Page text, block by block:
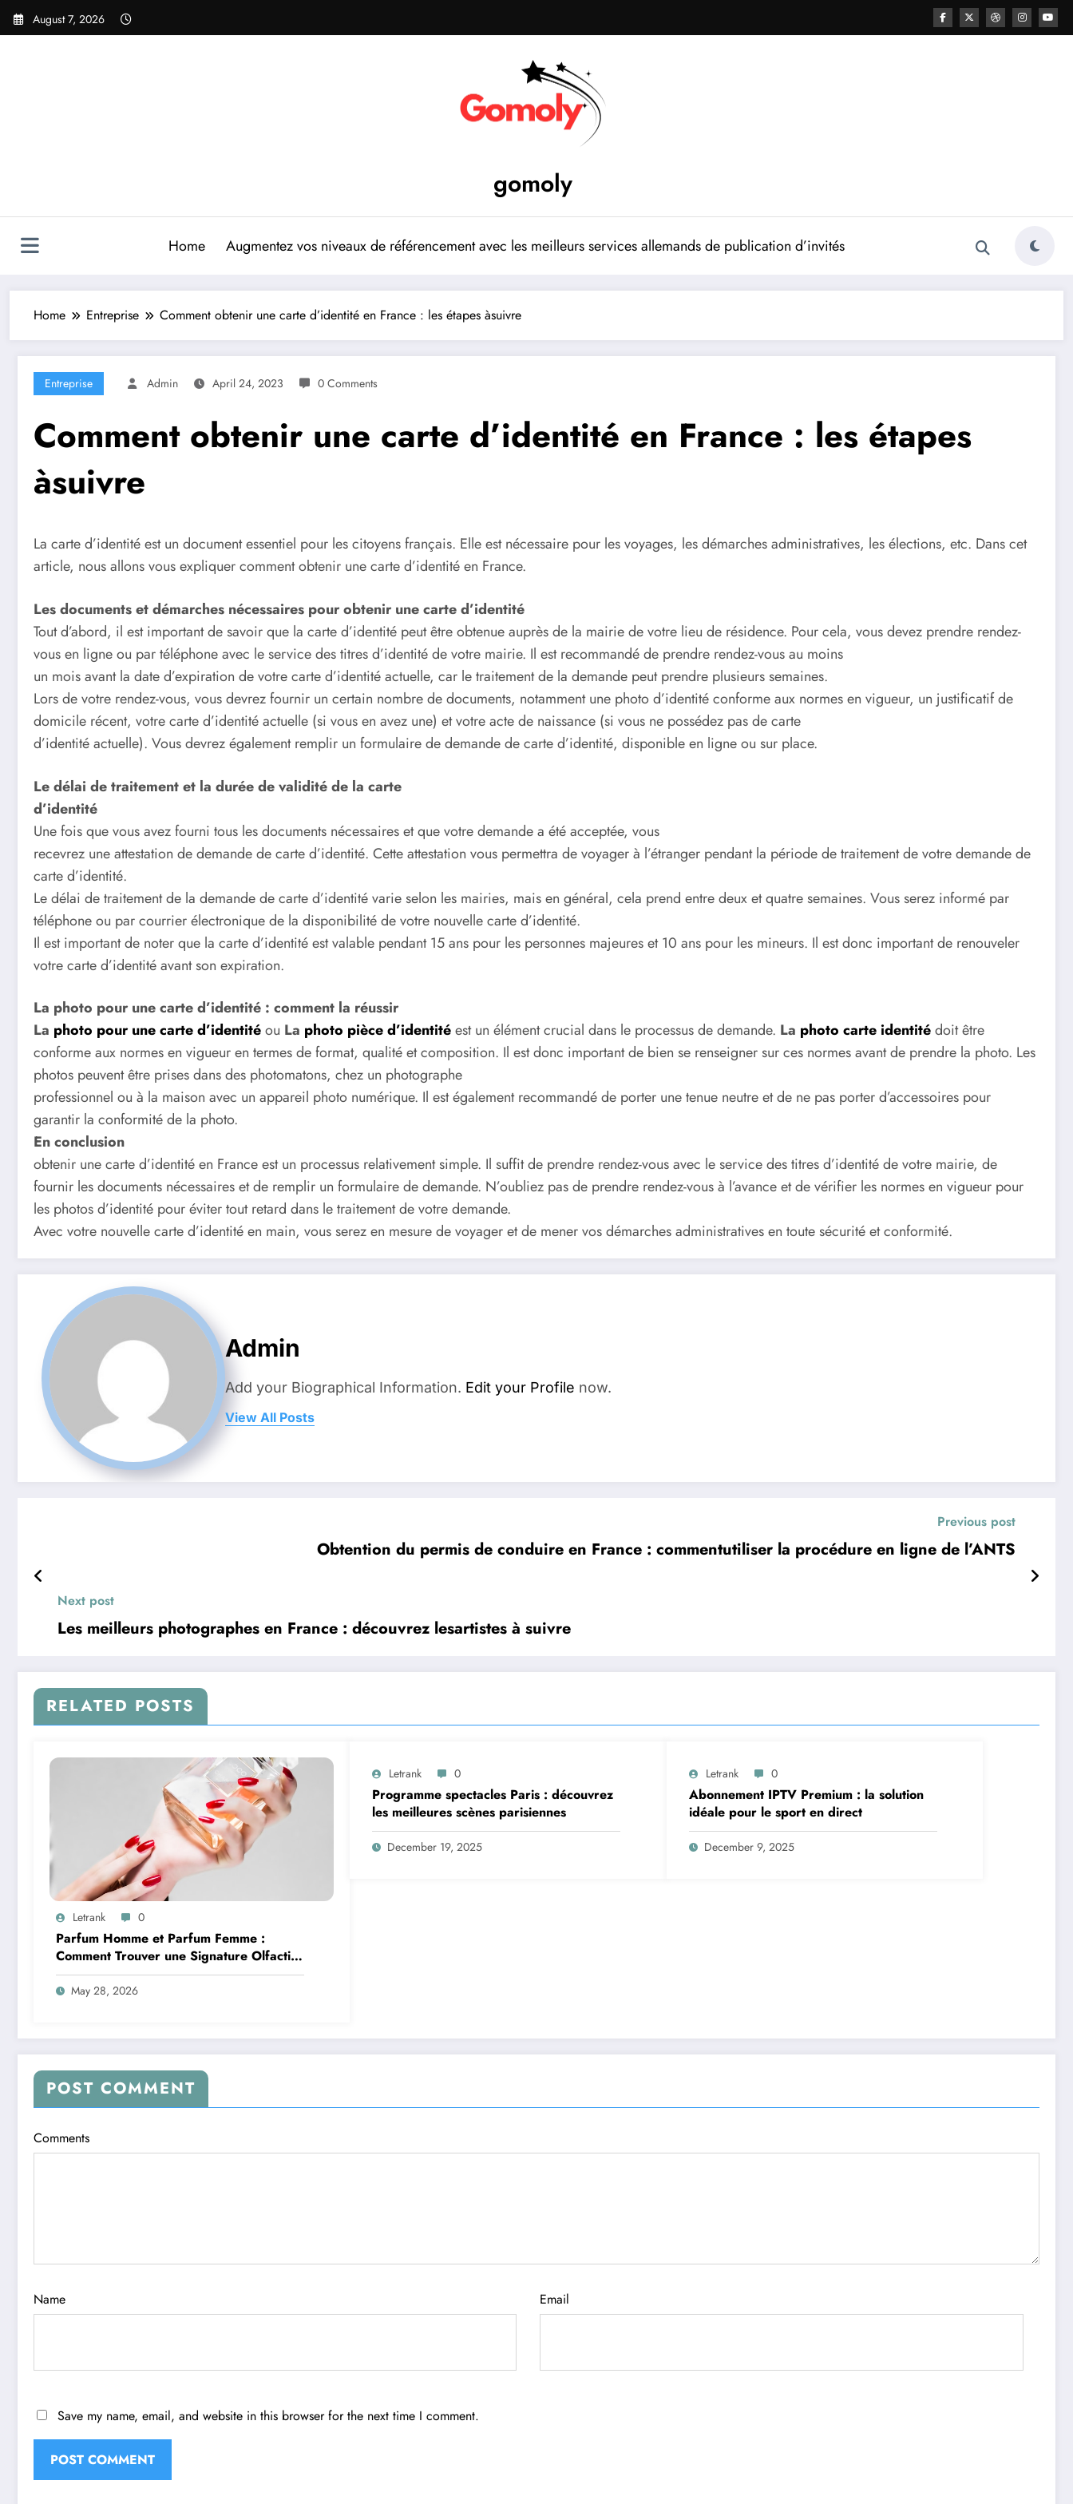
Skip
August 7, 2026
gomoly
Home Augmentez vos niveaux de référencement avec les meilleurs services allemands de publication d’invités
Home Entreprise Comment obtenir une carte d’identité en France : les étapes àsuivre
Entreprise Admin April 24, 2023 0 Comments
Comment obtenir une carte d’identité en France : les étapes
àsuivre
La carte d’identité est un document essentiel pour les citoyens français. Elle est nécessaire pour les voyages, les démarches administratives, les élections, etc. Dans cet
article, nous allons vous expliquer comment obtenir une carte d’identité en France.
Les documents et démarches nécessaires pour obtenir unecarte d’identité
Tout d’abord, il est important de savoir que la carte d’identité peut être obtenue auprès de la mairie de votre lieu de résidence. Pour cela, vous devez prendre rendez-
vous en ligne ou par téléphone avec le service des titres d’identité de votre mairie. Il est recommandé de prendre rendez-vous au moins
un mois avant la date d’expiration de votre carte d’identité actuelle, car le traitement de la demande peut prendre plusieurs semaines.
Lors de votre rendez-vous, vous devrez fournir un certain nombre de documents, notamment une photo d’identité conforme aux normes en vigueur, un justificatif de
domicile récent, votre carte d’identité actuelle (si vous en avez une) et votre acte de naissance (si vous ne possédez pas de carte
d’identité actuelle). Vous devrez également remplir un formulaire de demande de carte d’identité, disponible en ligne ou sur place.
Le délai de traitement et la durée de validité de la carte
d’identité
Une fois que vous avez fourni tous les documents nécessaires et que votre demande a été acceptée, vous
recevrez une attestation de demande de carte d’identité. Cette attestation vous permettra de voyager à l’étranger pendant la période de traitement de votre demande de
carte d’identité.
Le délai de traitement de la demande de carte d’identité varie selon les mairies, mais en général, cela prend entre deux et quatre semaines. Vous serez informé par
téléphone ou par courrier électronique de la disponibilité de votre nouvelle carte d’identité.
Il est important de noter que la carte d’identité est valable pendant 15 ans pour les personnes majeures et 10 ans pour les mineurs. Il est donc important de renouveler
votre carte d’identité avant son expiration.
La photo pour une carte d’identité : comment la réussir
La photo pour une carte d’identitéou La photo pièced’identitéest un élément crucial dans le processus de demande. La photo carte identitédoit être
conforme aux normes en vigueur en termes de format, qualité et composition. Il est donc important de bien se renseigner sur ces normes avant de prendre la photo. Les
photos peuvent être prises dans des photomatons, chez un photographe
professionnel ou à la maison avec un appareil photo numérique. Il est également recommandé de porter une tenue neutre et de ne pas porter d’accessoires pour
garantir la conformité de la photo.
En conclusion
obtenir une carte d’identité en France est un processus relativement simple. Il suffit de prendre rendez-vous avec le service des titres d’identité de votre mairie, de
fournir les documents nécessaires et de remplir un formulaire de demande. N’oubliez pas de prendre rendez-vous à l’avance et de vérifier les normes en vigueur pour
les photos d’identité pour éviter tout retard dans le traitement de votre demande.
Avec votre nouvelle carte d’identité en main, vous serez en mesure de voyager et de mener vos démarches administratives en toute sécurité et conformité.
Admin
Add your Biographical Information. Edit your Profile now.
View All Posts
Previous post
Obtention du permis de conduire en France : commentutiliser la procédure en ligne de l’ANTS
Next post
Les meilleurs photographes en France : découvrez lesartistes à suivre
RELATED POSTS
Letrank 0
Parfum Homme et Parfum Femme :
Comment Trouver une Signature Olfactive
Unique
May 28, 2026
Letrank 0
Programme spectacles Paris : découvrez
les meilleures scènes parisiennes
December 19, 2025
Letrank 0
Abonnement IPTV Premium : la solution
idéale pour le sport en direct
December 9, 2025
POST COMMENT
Comments
Name Email
Save my name, email, and website in this browser for the next time I comment.